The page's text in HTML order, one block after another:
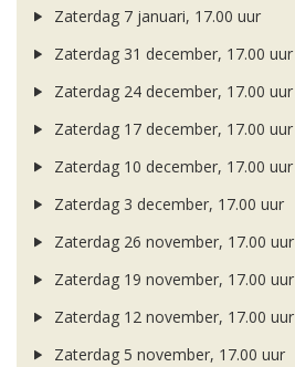
Zaterdag 7 januari, 17.00 uur
Zaterdag 31 december, 17.00 uur
Zaterdag 24 december, 17.00 uur
Zaterdag 17 december, 17.00 uur
Zaterdag 10 december, 17.00 uur
Zaterdag 3 december, 17.00 uur
Zaterdag 26 november, 17.00 uur
Zaterdag 19 november, 17.00 uur
Zaterdag 12 november, 17.00 uur
Zaterdag 5 november, 17.00 uur